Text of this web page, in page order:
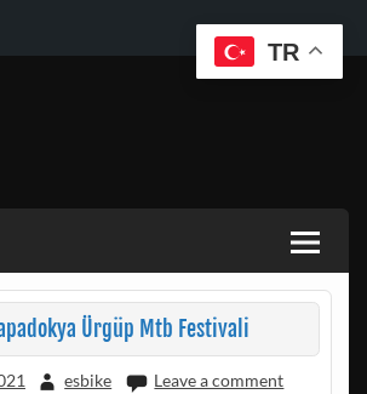
Ürgüp Mtb Festivali
esbike Leave a comment
TR